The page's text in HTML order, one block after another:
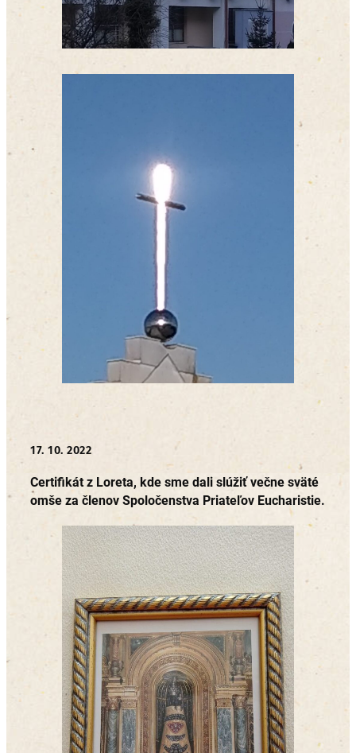
17. 10. 2022
Certifikát z Loreta, kde sme dali slúžiť večne sväté
omše za členov Spoločenstva Priateľov Eucharistie.